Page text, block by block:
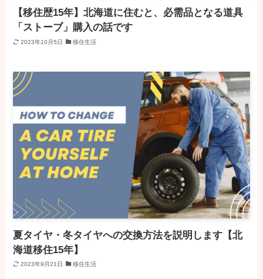
【移住歴15年】北海道に住むと、必需品となる道具
「ストーブ」購入の話です
2023年10月5日 移住生活
夏タイヤ・冬タイヤへの交換方法を説明します【北
海道移住15年】
2023年9月21日 移住生活